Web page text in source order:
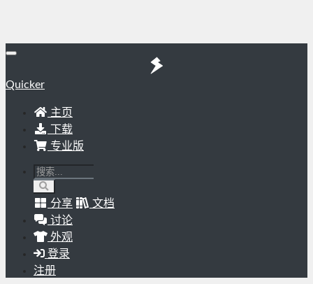
Quicker
主页
下载
专业版
分享
文档
讨论
外观
登录
注册